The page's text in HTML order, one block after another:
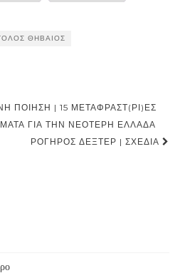
ΘΗΒΑΊΟΣ
ΠΟΊΗΣΗ | 15 ΜΕΤΑΦΡΑΣΤ(ΡΙ)ΕΣ
ΓΙΑ ΤΗΝ ΝΕΌΤΕΡΗ ΕΛΛΆΔΑ
ΡΟΓΉΡΟΣ ΔΈΞΤΕΡ | ΣΧΕΔΊΑ